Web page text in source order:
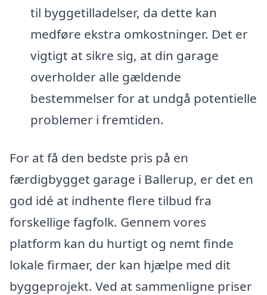
til byggetilladelser, da dette kan
medføre ekstra omkostninger. Det er
vigtigt at sikre sig, at din garage
overholder alle gældende
bestemmelser for at undgå potentielle
problemer i fremtiden.
For at få den bedste pris på en
færdigbygget garage i Ballerup, er det en
god idé at indhente flere tilbud fra
forskellige fagfolk. Gennem vores
platform kan du hurtigt og nemt finde
lokale firmaer, der kan hjælpe med dit
byggeprojekt. Ved at sammenligne priser